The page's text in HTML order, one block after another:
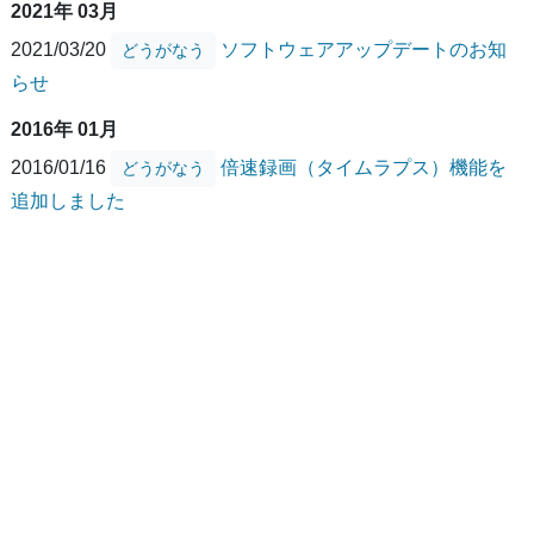
2021年 03月
2021/03/20
どうがなう
ソフトウェアアップデートのお知
らせ
2016年 01月
2016/01/16
どうがなう
倍速録画（タイムラプス）機能を
追加しました